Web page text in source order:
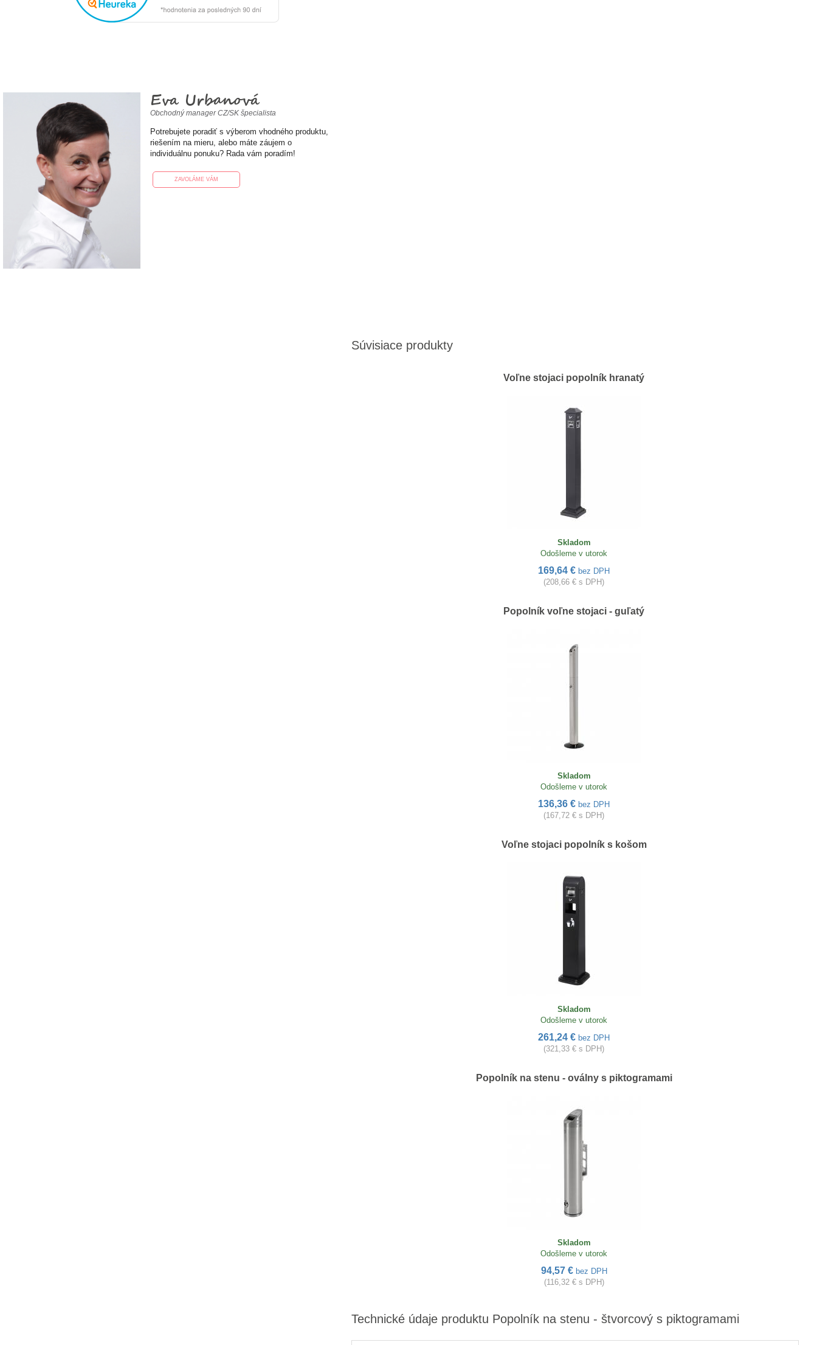
Eva Urbanová
Obchodný manager CZ/SK špecialista
Potrebujete poradiť s výberom vhodného produktu,
riešením na mieru, alebo máte záujem o
individuálnu ponuku? Rada vám poradím!
ZAVOLÁME VÁM
Súvisiace produkty
Voľne stojaci popolník hranatý
Skladom
Odošleme v utorok
169,64 €bez DPH
(208,66 € s DPH)
Popolník voľne stojaci - guľatý
Skladom
Odošleme v utorok
136,36 €bez DPH
(167,72 € s DPH)
Voľne stojaci popolník s košom
Skladom
Odošleme v utorok
261,24 €bez DPH
(321,33 € s DPH)
Popolník na stenu - oválny s piktogramami
Skladom
Odošleme v utorok
94,57 € bez DPH
(116,32 € s DPH)
Technické údaje produktu Popolník na stenu - štvorcový s piktogramami